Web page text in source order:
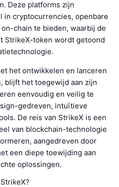
Deze platforms zijn
in cryptocurrencies, openbare
chain te bieden, waarbij de
StrikeX-token wordt getoond
het ontwikkelen en lanceren
blijft het toegewijd aan zijn
eenvoudig en veilig te
gedreven, intuïtieve
De reis van StrikeX is een
van blockchain-technologie
aangedreven door
een diepe toewijding aan
oplossingen.